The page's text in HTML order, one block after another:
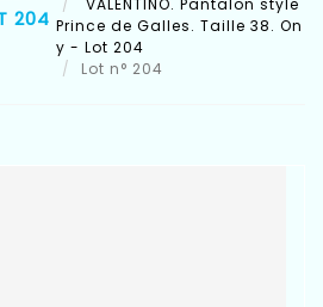
204
VALENTINO. Pantalon style
Prince de Galles. Taille 38. On
y - Lot 204
Lot n° 204